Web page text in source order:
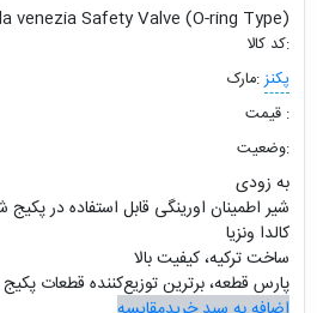
venezia Safety Valve (O-ring Type)
کد کالا:
مارک:پکنز
قیمت :
وضعیت:
به زودی
شیر اطمینان اورینگی قابل استفاده در
کالدا ونزیا
ساخت ترکیه، کیفیت بالا
پارس قطعه، برترین توزیع‌کننده قطعات